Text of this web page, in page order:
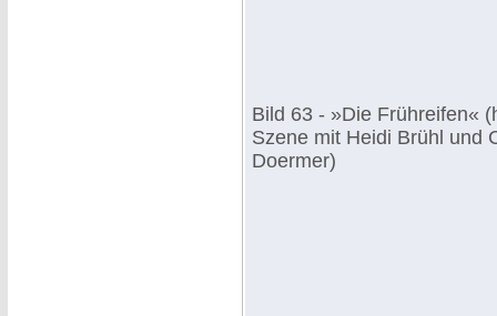
Bild 63 - »Die Frühreifen«
Szene mit Heidi Brühl und
Doermer)